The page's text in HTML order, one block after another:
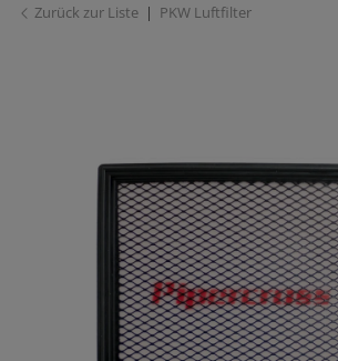
Zurück zur Liste PKW Luftfilter